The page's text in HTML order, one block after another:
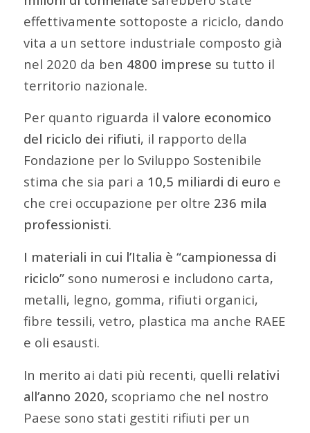
effettivamente sottoposte a riciclo, dando
vita a un settore industriale composto già
nel 2020 da ben 4800 imprese su tutto il
territorio nazionale.
Per quanto riguarda il valore economico
del riciclo dei rifiuti, il rapporto della
Fondazione per lo Sviluppo Sostenibile
stima che sia pari a 10,5 miliardi di euro e
che crei occupazione per oltre 236 mila
professionisti.
I materiali in cui l’Italia è “campionessa di
riciclo”sono numerosi e includono carta,
metalli, legno, gomma, rifiuti organici,
fibre tessili, vetro, plastica ma anche RAEE
e oli esausti.
In merito ai dati più recenti, quelli relativi
all’anno 2020, scopriamo che nel nostro
Paese sono stati gestiti rifiuti per un